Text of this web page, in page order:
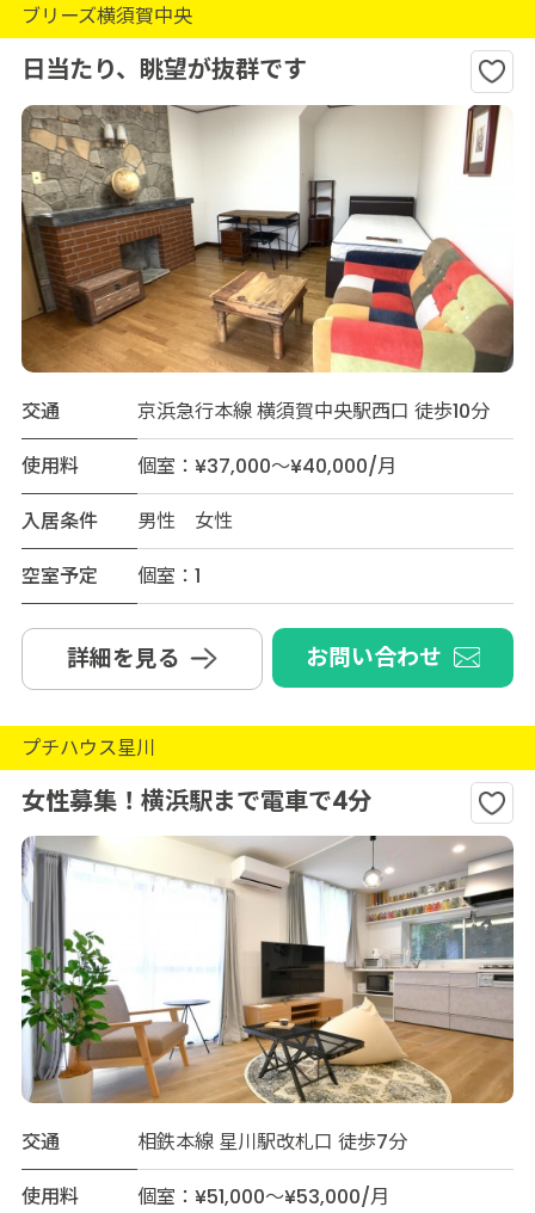
ブリーズ横須賀中央
日当たり、眺望が抜群です
交通
京浜急行本線 横須賀中央駅西口 徒歩10分
使用料
個室：¥37,000～¥40,000/月
入居条件
男性 女性
空室予定
個室：1
詳細を見る お問い合わせ
プチハウス星川
女性募集！横浜駅まで電車で4分
交通
相鉄本線 星川駅改札口 徒歩7分
使用料
個室：¥51,000～¥53,000/月